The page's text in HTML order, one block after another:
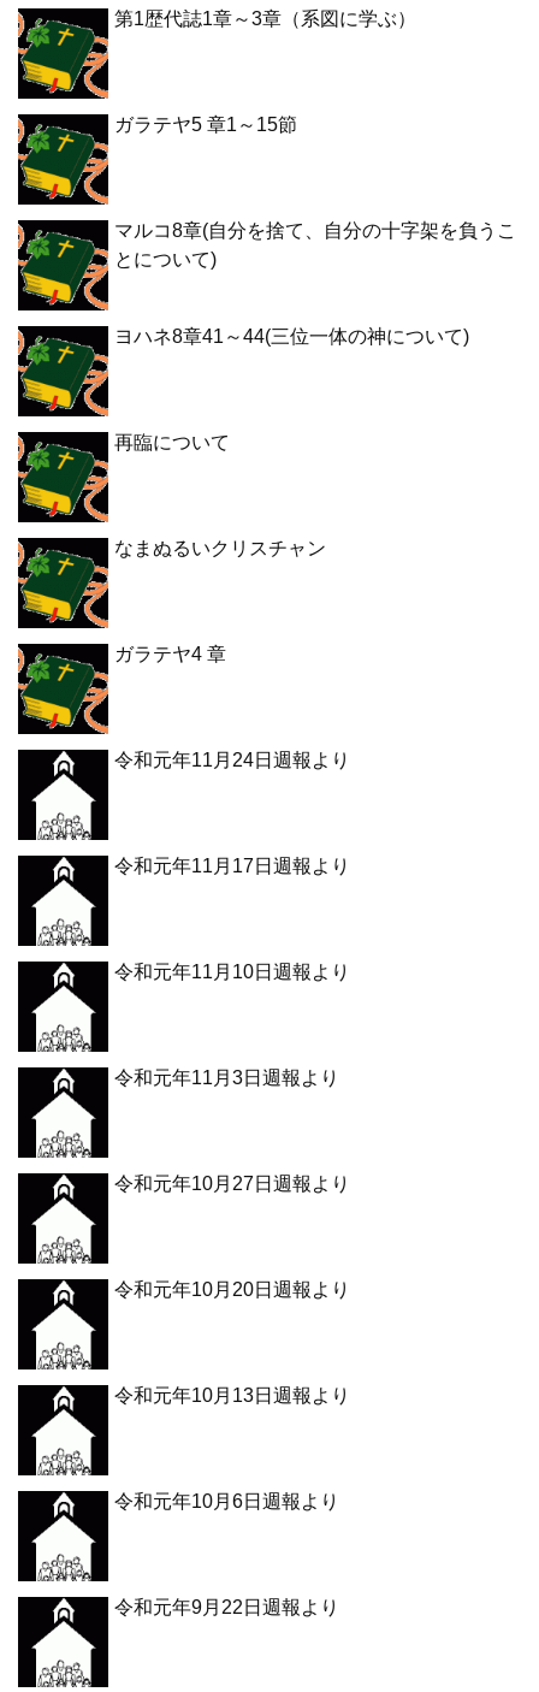
第1歴代誌1章～3章（系図に学ぶ）
ガラテヤ5 章1～15節
マルコ8章(自分を捨て、自分の十字架を負うこ
とについて)
ヨハネ8章41～44(三位一体の神について)
再臨について
なまぬるいクリスチャン
ガラテヤ4 章
令和元年11月24日週報より
令和元年11月17日週報より
令和元年11月10日週報より
令和元年11月3日週報より
令和元年10月27日週報より
令和元年10月20日週報より
令和元年10月13日週報より
令和元年10月6日週報より
令和元年9月22日週報より